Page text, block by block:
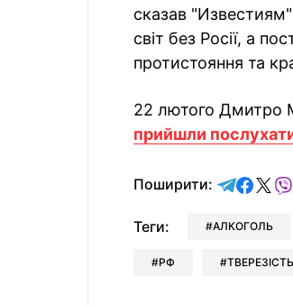
сказав
світ без Росії, а
протистояння та
22 лютого Дмитро
прийшли
Поширити:
Теги: АЛКОГОЛЬ
РФ ТВЕРЕЗІСТЬ